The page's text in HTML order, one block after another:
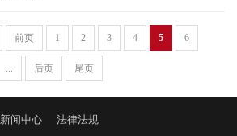
前页 1 2 3 4 5 6
... 后页 尾页
新闻中心 法律法规